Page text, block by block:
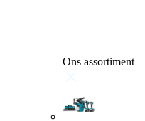
Ons assortiment